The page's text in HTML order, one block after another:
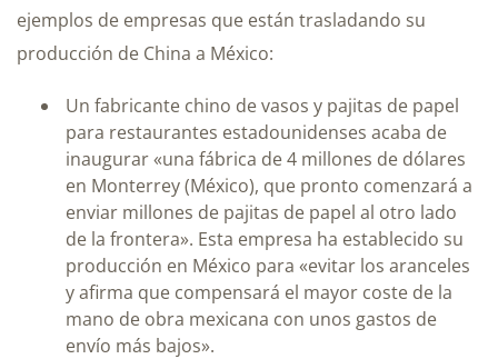
ejemplos de empresas que están trasladando su
producción de China a México:
Un fabricante chino de vasos y pajitas de papel
para restaurantes estadounidenses acaba de
inaugurar «una fábrica de 4 millones de dólares
en Monterrey (México), que pronto comenzará a
enviar millones de pajitas de papel al otro lado
de la frontera». Esta empresa ha establecido su
producción en México para «evitar los aranceles
y afirma que compensará el mayor coste de la
mano de obra mexicana con unos gastos de
envío más bajos».